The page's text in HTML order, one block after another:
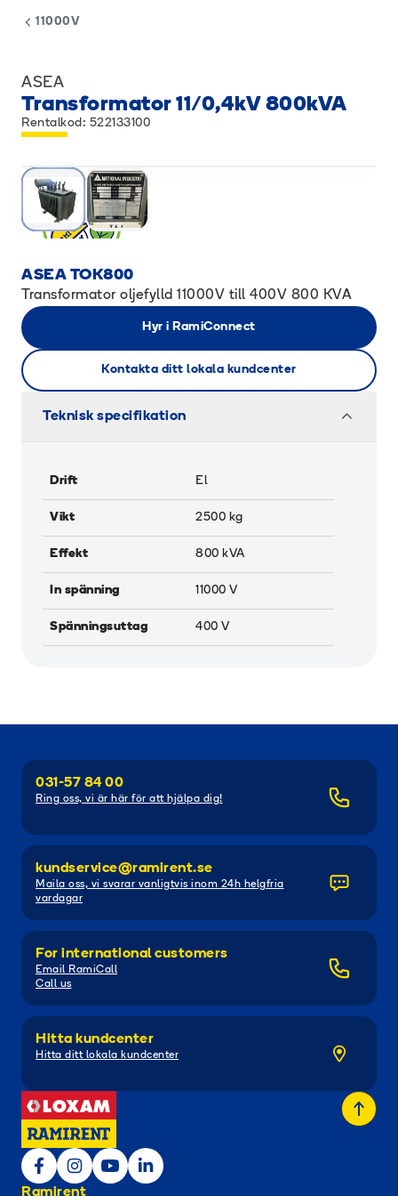
11000V
ASEA
Transformator 11/0,4kV 800kVA
Rentalkod: 522133100
ASEA TOK800
Transformator oljefylld 11000V till 400V 800 KVA
Hyr i RamiConnect
Kontakta ditt lokala kundcenter
Teknisk specifikation
Drift El
Vikt 2500 kg
Effekt 800 kVA
In spänning 11000 V
Spänningsuttag 400 V
031-57 84 00
Ring oss, vi är här för att hjälpa dig!
kundservice@ramirent.se
Maila oss, vi svarar vanligtvis inom 24h helgfria
vardagar
For international customers
Email RamiCall
Call us
Hitta kundcenter
Hitta ditt lokala kundcenter
Ramirent